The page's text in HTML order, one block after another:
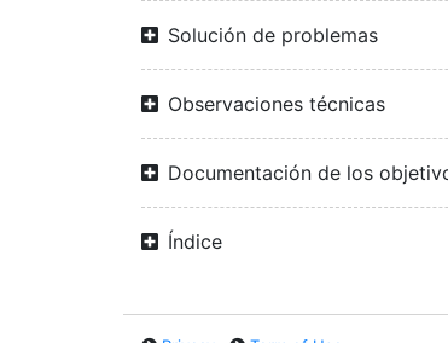
Solución de problemas
Observaciones técnicas
Documentación de los
Índice